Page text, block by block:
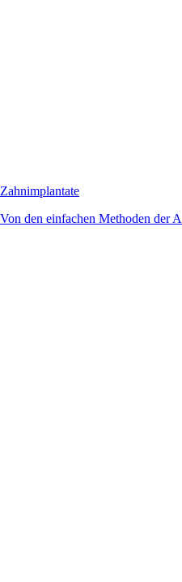
Zahnimplantate
Von den einfachen Methoden der